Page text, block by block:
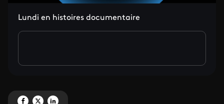
Lundi en histoires documentaire
Partagez '[node:field_titre_bandeau:value]' sur Facebook
Partagez '[node:field_titre_bandeau:value]' sur X
Partagez '[node:field_titre_bandeau:value]' sur LinkedIn